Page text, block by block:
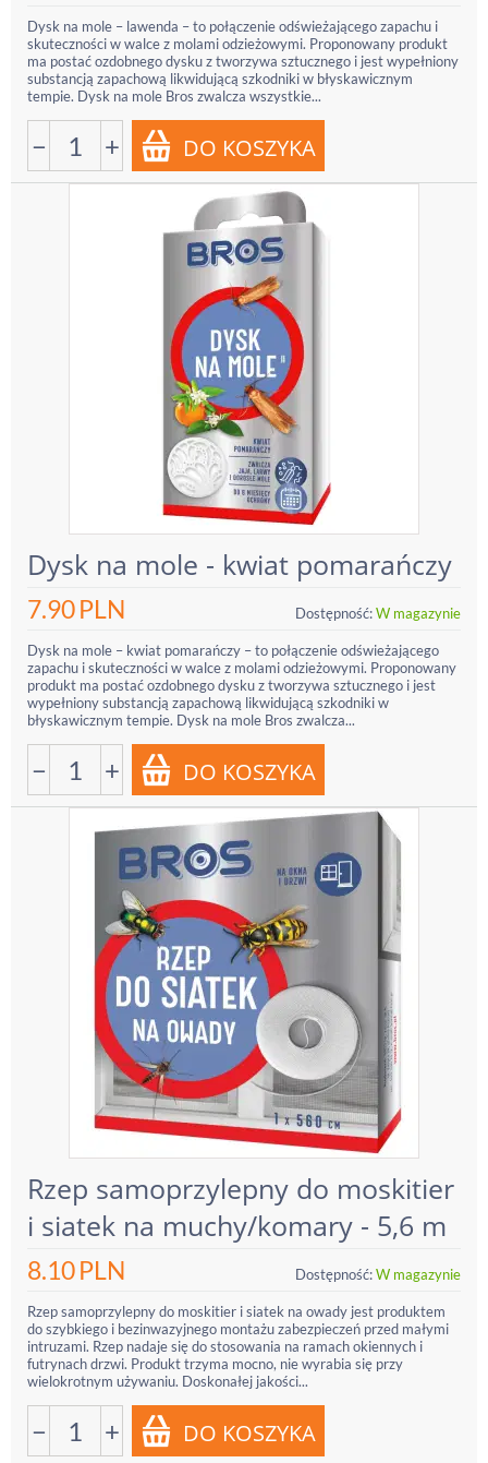
Dysk na mole – lawenda – to połączenie odświeżającego zapachu i
skuteczności w walce z molami odzieżowymi. Proponowany produkt
ma postać ozdobnego dysku z tworzywa sztucznego i jest wypełniony
substancją zapachową likwidującą szkodniki w błyskawicznym
tempie. Dysk na mole Bros zwalcza wszystkie...
− +
Dysk na mole - kwiat pomarańczy
7.90PLN Dostępność:W magazynie
Dysk na mole – kwiat pomarańczy – to połączenie odświeżającego
zapachu i skuteczności w walce z molami odzieżowymi. Proponowany
produkt ma postać ozdobnego dysku z tworzywa sztucznego i jest
wypełniony substancją zapachową likwidującą szkodniki w
błyskawicznym tempie. Dysk na mole Bros zwalcza...
− +
Rzep samoprzylepny do moskitier
i siatek na muchy/komary - 5,6 m
8.10PLN Dostępność:W magazynie
Rzep samoprzylepny do moskitier i siatek na owady jest produktem
do szybkiego i bezinwazyjnego montażu zabezpieczeń przed małymi
intruzami. Rzep nadaje się do stosowania na ramach okiennych i
futrynach drzwi. Produkt trzyma mocno, nie wyrabia się przy
wielokrotnym używaniu. Doskonałej jakości...
− +